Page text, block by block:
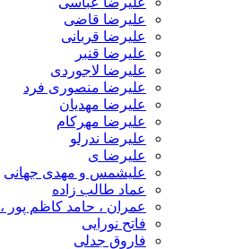
علیرضا قاضی
علیرضا قربانی
علیرضا قنبر
علیرضا لاجوردی
علیرضا منصوری فرد
علیرضا مهدیان
علیرضا مهرکام
علیرضا ندرلو
علیرضا ی
علیشمس و مهدی جهانی
عماد طالب زاده
عمران ، حامد کاظم پور ، نیما حنجر
فاتح نورایی
فاروق جدلی